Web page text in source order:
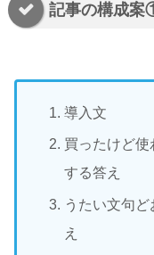
記事の構成
導入文
買ったけど
する答え
うたい文句
え